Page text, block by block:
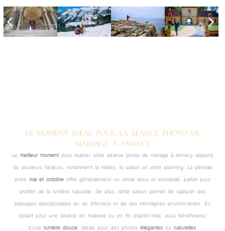
LE MOMENT IDÉAL POUR LA SÉANCE PHOTO DE
MARIAGE À ANNECY
Le meilleur momentpour réaliser votre séance photo de mariage à Annecy dépend
de plusieurs facteurs, notamment la météo, la saison et votre planning. La période
entre mai et octobre offre généralement un climat doux et ensoleillé, parfait pour
profiter de la lumière naturelle. De plus, cette saison permet de capturer des
paysages spectaculaires du lac d’Annecy et de ses montagnes environnantes. En
optant pour une séance en matinée ou en fin d’après-midi, vous bénéficierez
d’une lumière douce, idéale pour des photos élégantesou naturelles.